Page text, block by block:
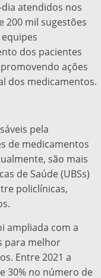
atendidos nos
200 mil sugestões
dos pacientes
ações
dos medicamentos.
pela
de medicamentos
são mais
de Saúde (UBSs)
policlínicas,
ampliada com a
para melhor
Entre 2021 a
30% no número de